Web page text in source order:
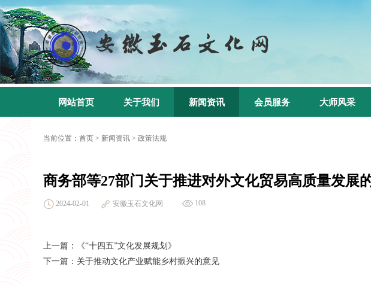
网站首页 关于我们 新闻资讯 会员服务 大师风采
当前位置： 首页 > 新闻资讯 > 政策法规
商务部等27部门关于推进对外文化贸易高质量发展
2024-02-01 安徽玉石文化网 108
上一篇：
《“十四五”文化发展规划》
下一篇： 关于推动文化产业赋能乡村振兴的意见